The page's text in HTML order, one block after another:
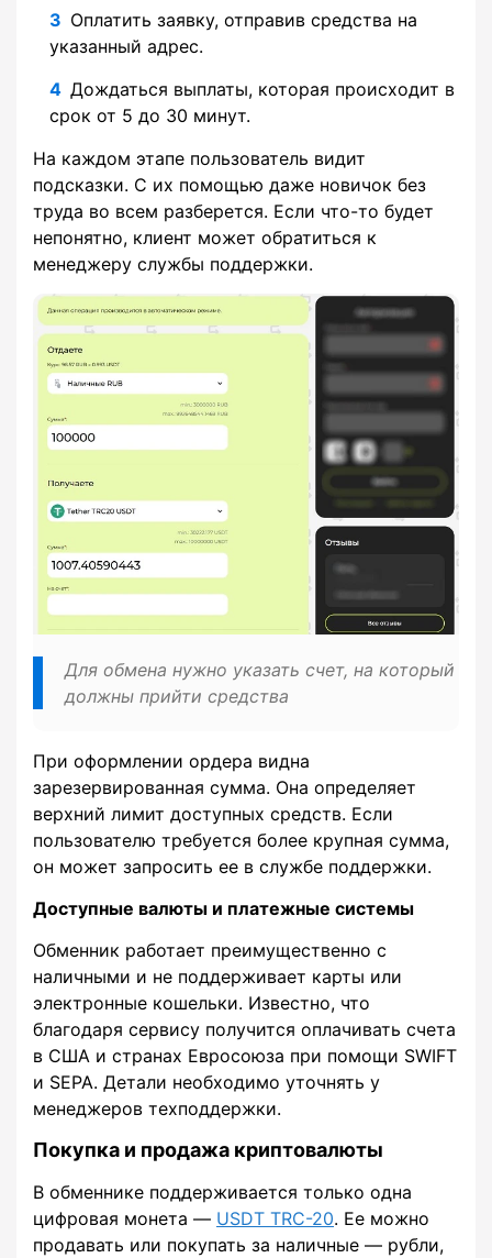
Оплатить заявку, отправив средства на
указанный адрес.
Дождаться выплаты, которая происходит в
срок от 5 до 30 минут.
На каждом этапе пользователь видит
подсказки. С их помощью даже новичок без
труда во всем разберется. Если что-то будет
непонятно, клиент может обратиться к
менеджеру службы поддержки.
Для обмена нужно указать счет, на который
должны прийти средства
При оформлении ордера видна
зарезервированная сумма. Она определяет
верхний лимит доступных средств. Если
пользователю требуется более крупная сумма,
он может запросить ее в службе поддержки.
Доступные валюты и платежные системы
Обменник работает преимущественно с
наличными и не поддерживает карты или
электронные кошельки. Известно, что
благодаря сервису получится оплачивать счета
в США и странах Евросоюза при помощи SWIFT
и SEPA. Детали необходимо уточнять у
менеджеров техподдержки.
Покупка и продажа криптовалюты
В обменнике поддерживается только одна
цифровая монета — USDT TRC-20. Ее можно
продавать или покупать за наличные — рубли,